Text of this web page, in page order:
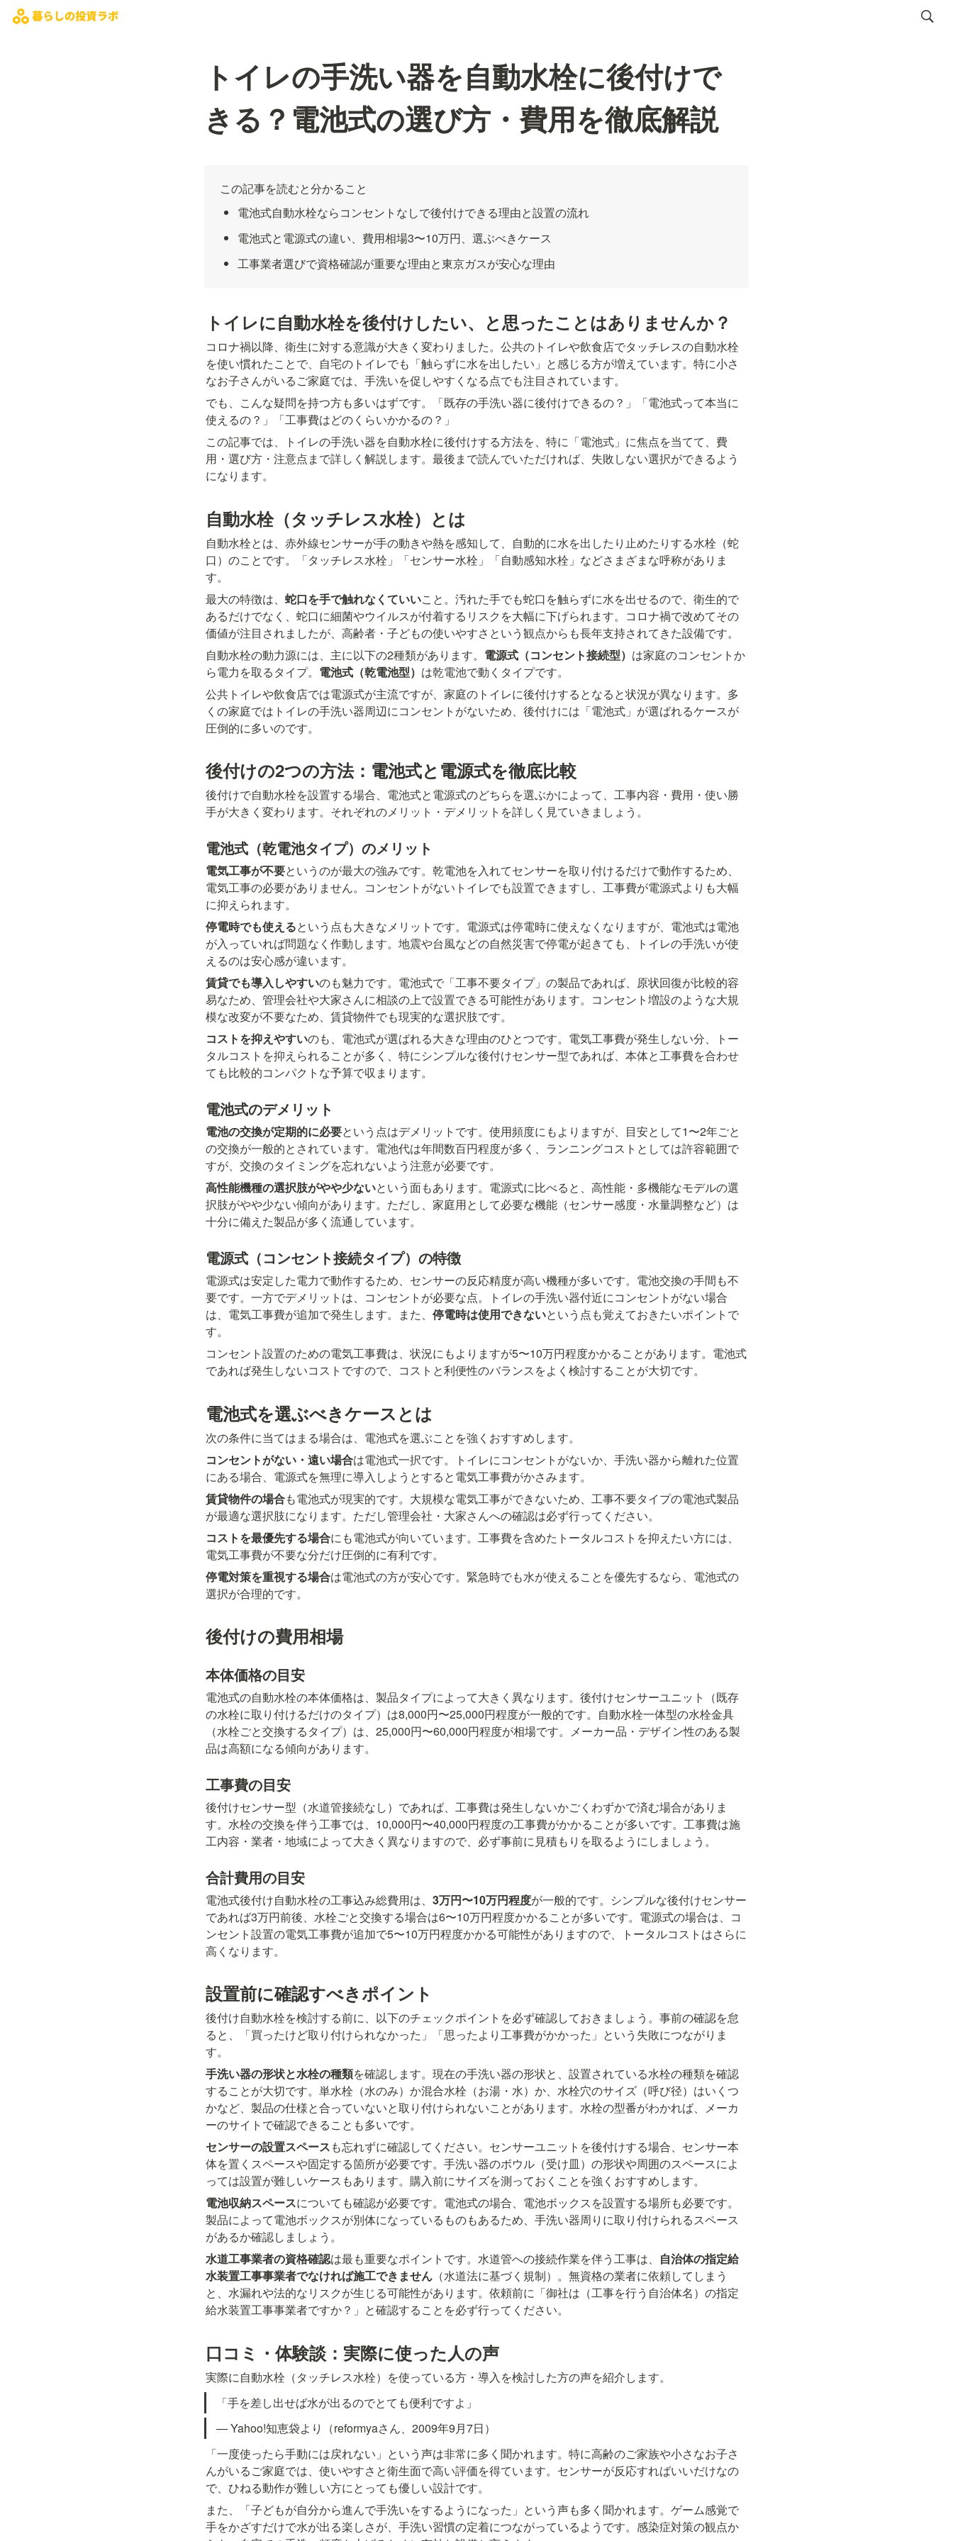
トイレの手洗い器を自動水栓に後付けで
きる？電池式の選び方・費用を徹底解説
この記事を読むと分かること
電池式自動水栓ならコンセントなしで後付けできる理由と設置の流れ
電池式と電源式の違い、費用相場3〜10万円、選ぶべきケース
工事業者選びで資格確認が重要な理由と東京ガスが安心な理由
トイレに自動水栓を後付けしたい、と思ったことはありませんか？
コロナ禍以降、衛生に対する意識が大きく変わりました。公共のトイレや飲食店でタッチレスの自動水栓
を使い慣れたことで、自宅のトイレでも「触らずに水を出したい」と感じる方が増えています。特に小さ
なお子さんがいるご家庭では、手洗いを促しやすくなる点でも注目されています。
でも、こんな疑問を持つ方も多いはずです。「既存の手洗い器に後付けできるの？」「電池式って本当に
使えるの？」「工事費はどのくらいかかるの？」
この記事では、トイレの手洗い器を自動水栓に後付けする方法を、特に「電池式」に焦点を当てて、費
用・選び方・注意点まで詳しく解説します。最後まで読んでいただければ、失敗しない選択ができるよう
になります。
自動水栓（タッチレス水栓）とは
自動水栓とは、赤外線センサーが手の動きや熱を感知して、自動的に水を出したり止めたりする水栓（蛇
口）のことです。「タッチレス水栓」「センサー水栓」「自動感知水栓」などさまざまな呼称がありま
す。
最大の特徴は、 蛇口を手で触れなくていいこと。汚れた手でも蛇口を触らずに水を出せるので、衛生的で
あるだけでなく、蛇口に細菌やウイルスが付着するリスクを大幅に下げられます。コロナ禍で改めてその
価値が注目されましたが、高齢者・子どもの使いやすさという観点からも長年支持されてきた設備です。
自動水栓の動力源には、主に以下の2種類があります。 電源式（コンセント接続型） は家庭のコンセントか
ら電力を取るタイプ。 電池式（乾電池型） は乾電池で動くタイプです。
公共トイレや飲食店では電源式が主流ですが、家庭のトイレに後付けするとなると状況が異なります。多
くの家庭ではトイレの手洗い器周辺にコンセントがないため、後付けには「電池式」が選ばれるケースが
圧倒的に多いのです。
後付けの2つの方法：電池式と電源式を徹底比較
後付けで自動水栓を設置する場合、電池式と電源式のどちらを選ぶかによって、工事内容・費用・使い勝
手が大きく変わります。それぞれのメリット・デメリットを詳しく見ていきましょう。
電池式（乾電池タイプ）のメリット
電気工事が不要というのが最大の強みです。乾電池を入れてセンサーを取り付けるだけで動作するため、
電気工事の必要がありません。コンセントがないトイレでも設置できますし、工事費が電源式よりも大幅
に抑えられます。
停電時でも使えるという点も大きなメリットです。電源式は停電時に使えなくなりますが、電池式は電池
が入っていれば問題なく作動します。地震や台風などの自然災害で停電が起きても、トイレの手洗いが使
えるのは安心感が違います。
賃貸でも導入しやすいのも魅力です。電池式で「工事不要タイプ」の製品であれば、原状回復が比較的容
易なため、管理会社や大家さんに相談の上で設置できる可能性があります。コンセント増設のような大規
模な改変が不要なため、賃貸物件でも現実的な選択肢です。
コストを抑えやすいのも、電池式が選ばれる大きな理由のひとつです。電気工事費が発生しない分、トー
タルコストを抑えられることが多く、特にシンプルな後付けセンサー型であれば、本体と工事費を合わせ
ても比較的コンパクトな予算で収まります。
電池式のデメリット
電池の交換が定期的に必要という点はデメリットです。使用頻度にもよりますが、目安として1〜2年ごと
の交換が一般的とされています。電池代は年間数百円程度が多く、ランニングコストとしては許容範囲で
すが、交換のタイミングを忘れないよう注意が必要です。
高性能機種の選択肢がやや少ないという面もあります。電源式に比べると、高性能・多機能なモデルの選
択肢がやや少ない傾向があります。ただし、家庭用として必要な機能（センサー感度・水量調整など）は
十分に備えた製品が多く流通しています。
電源式（コンセント接続タイプ）の特徴
電源式は安定した電力で動作するため、センサーの反応精度が高い機種が多いです。電池交換の手間も不
要です。一方でデメリットは、コンセントが必要な点。トイレの手洗い器付近にコンセントがない場合
は、電気工事費が追加で発生します。また、 停電時は使用できないという点も覚えておきたいポイントで
す。
コンセント設置のための電気工事費は、状況にもよりますが5〜10万円程度かかることがあります。電池式
であれば発生しないコストですので、コストと利便性のバランスをよく検討することが大切です。
電池式を選ぶべきケースとは
次の条件に当てはまる場合は、電池式を選ぶことを強くおすすめします。
コンセントがない・遠い場合は電池式一択です。トイレにコンセントがないか、手洗い器から離れた位置
にある場合、電源式を無理に導入しようとすると電気工事費がかさみます。
賃貸物件の場合も電池式が現実的です。大規模な電気工事ができないため、工事不要タイプの電池式製品
が最適な選択肢になります。ただし管理会社・大家さんへの確認は必ず行ってください。
コストを最優先する場合にも電池式が向いています。工事費を含めたトータルコストを抑えたい方には、
電気工事費が不要な分だけ圧倒的に有利です。
停電対策を重視する場合は電池式の方が安心です。緊急時でも水が使えることを優先するなら、電池式の
選択が合理的です。
後付けの費用相場
本体価格の目安
電池式の自動水栓の本体価格は、製品タイプによって大きく異なります。後付けセンサーユニット（既存
の水栓に取り付けるだけのタイプ）は8,000円〜25,000円程度が一般的です。自動水栓一体型の水栓金具
（水栓ごと交換するタイプ）は、25,000円〜60,000円程度が相場です。メーカー品・デザイン性のある製
品は高額になる傾向があります。
工事費の目安
後付けセンサー型（水道管接続なし）であれば、工事費は発生しないかごくわずかで済む場合がありま
す。水栓の交換を伴う工事では、10,000円〜40,000円程度の工事費がかかることが多いです。工事費は施
工内容・業者・地域によって大きく異なりますので、必ず事前に見積もりを取るようにしましょう。
合計費用の目安
電池式後付け自動水栓の工事込み総費用は、 3万円〜10万円程度が一般的です。シンプルな後付けセンサー
であれば3万円前後、水栓ごと交換する場合は6〜10万円程度かかることが多いです。電源式の場合は、コ
ンセント設置の電気工事費が追加で5〜10万円程度かかる可能性がありますので、トータルコストはさらに
高くなります。
設置前に確認すべきポイント
後付け自動水栓を検討する前に、以下のチェックポイントを必ず確認しておきましょう。事前の確認を怠
ると、「買ったけど取り付けられなかった」「思ったより工事費がかかった」という失敗につながりま
す。
手洗い器の形状と水栓の種類を確認します。現在の手洗い器の形状と、設置されている水栓の種類を確認
することが大切です。単水栓（水のみ）か混合水栓（お湯・水）か、水栓穴のサイズ（呼び径）はいくつ
かなど、製品の仕様と合っていないと取り付けられないことがあります。水栓の型番がわかれば、メーカ
ーのサイトで確認できることも多いです。
センサーの設置スペースも忘れずに確認してください。センサーユニットを後付けする場合、センサー本
体を置くスペースや固定する箇所が必要です。手洗い器のボウル（受け皿）の形状や周囲のスペースによ
っては設置が難しいケースもあります。購入前にサイズを測っておくことを強くおすすめします。
電池収納スペースについても確認が必要です。電池式の場合、電池ボックスを設置する場所も必要です。
製品によって電池ボックスが別体になっているものもあるため、手洗い器周りに取り付けられるスペース
があるか確認しましょう。
水道工事業者の資格確認は最も重要なポイントです。水道管への接続作業を伴う工事は、 自治体の指定給
水装置工事事業者でなければ施工できません （水道法に基づく規制）。無資格の業者に依頼してしまう
と、水漏れや法的なリスクが生じる可能性があります。依頼前に「御社は（工事を行う自治体名）の指定
給水装置工事事業者ですか？」と確認することを必ず行ってください。
口コミ・体験談：実際に使った人の声
実際に自動水栓（タッチレス水栓）を使っている方・導入を検討した方の声を紹介します。
「手を差し出せば水が出るのでとても便利ですよ」
— Yahoo!知恵袋より（reformyaさん、2009年9月7日）
「一度使ったら手動には戻れない」という声は非常に多く聞かれます。特に高齢のご家族や小さなお子さ
んがいるご家庭では、使いやすさと衛生面で高い評価を得ています。センサーが反応すればいいだけなの
で、ひねる動作が難しい方にとっても優しい設計です。
また、「子どもが自分から進んで手洗いをするようになった」という声も多く聞かれます。ゲーム感覚で
手をかざすだけで水が出る楽しさが、手洗い習慣の定着につながっているようです。感染症対策の観点か